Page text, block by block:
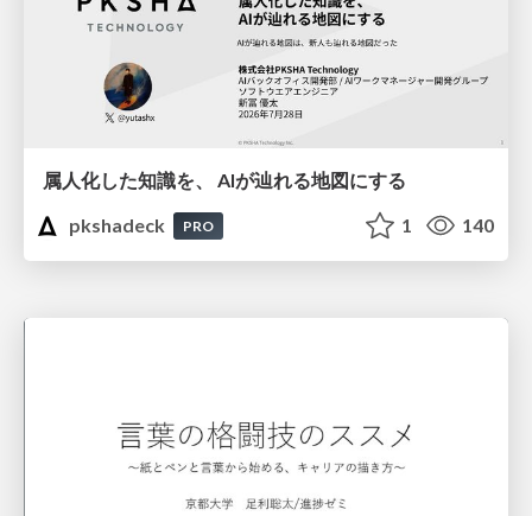
属人化した知識を、 AIが辿れる地図にする
pkshadeck
PRO 1 140